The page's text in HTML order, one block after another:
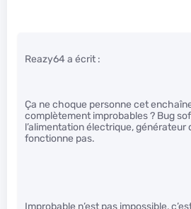
Reazy64 a écrit :
Ça ne choque personne cet
complètement improbables ? Bug
l’alimentation électrique, générateur
fonctionne pas.